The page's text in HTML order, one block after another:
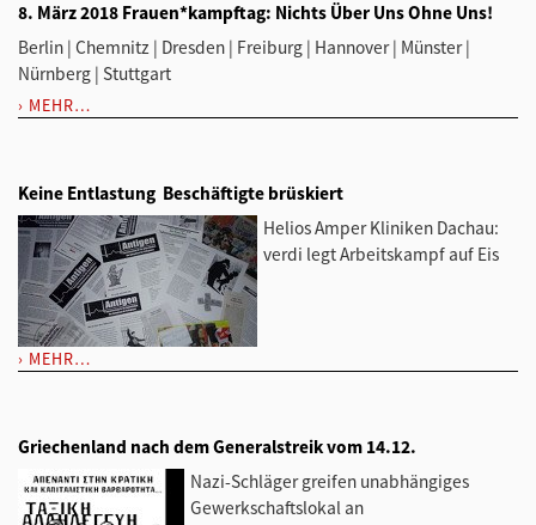
8. März 2018 Frauen*kampftag: Nichts Über Uns Ohne Uns!
Berlin | Chemnitz | Dresden | Freiburg | Hannover | Münster |
Nürnberg | Stuttgart
MEHR…
Keine Entlastung  Beschäftigte brüskiert
Helios Amper Kliniken Dachau:
verdi legt Arbeitskampf auf Eis
MEHR…
Griechenland nach dem Generalstreik vom 14.12.
Nazi-Schläger greifen unabhängiges
Gewerkschaftslokal an